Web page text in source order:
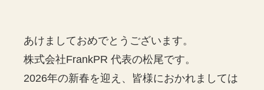
あけましておめでとうございます。
株式会社FrankPR 代表の松尾です。
2026年の新春を迎え、皆様におかれましては